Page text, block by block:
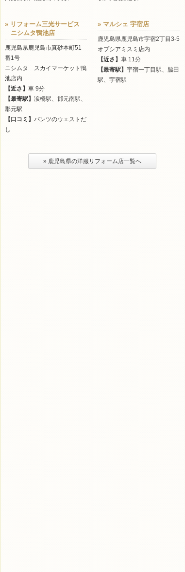
» リフォーム三光サービス
ニシムタ鴨池店
鹿児島県鹿児島市真砂本町51
番1号
ニシムタ スカイマーケット鴨
池店内
【近さ】 車 9分
【最寄駅】 涙橋駅、郡元南駅、
郡元駅
【口コミ】 パンツのウエストだ
し
» マルシェ 宇宿店
鹿児島県鹿児島市宇宿2丁目3-5
オプシアミスミ店内
【近さ】 車 11分
【最寄駅】 宇宿一丁目駅、脇田
駅、宇宿駅
» 鹿児島県の洋服リフォーム店一覧へ